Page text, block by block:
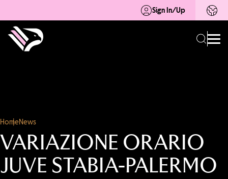
Sign In/Up
HomeNews
VARIAZIONE ORARIO
JUVE STABIA-PALERMO